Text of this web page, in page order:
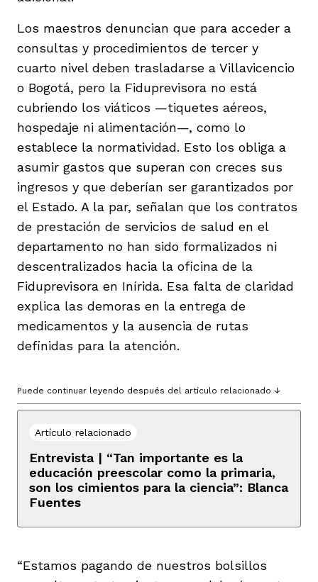
Los maestros denuncian que para acceder a
consultas y procedimientos de tercer y
cuarto nivel deben trasladarse a Villavicencio
o Bogotá, pero la Fiduprevisora no está
cubriendo los viáticos —tiquetes aéreos,
hospedaje ni alimentación—, como lo
establece la normatividad. Esto los obliga a
asumir gastos que superan con creces sus
ingresos y que deberían ser garantizados por
el Estado. A la par, señalan que los contratos
de prestación de servicios de salud en el
departamento no han sido formalizados ni
descentralizados hacia la oficina de la
Fiduprevisora en Inírida. Esa falta de claridad
explica las demoras en la entrega de
medicamentos y la ausencia de rutas
definidas para la atención.
Puede continuar leyendo después del artículo relacionado ↓
Artículo relacionado
Entrevista | “Tan importante es la
educación preescolar como la primaria,
son los cimientos para la ciencia”: Blanca
Fuentes
“Estamos pagando de nuestros bolsillos